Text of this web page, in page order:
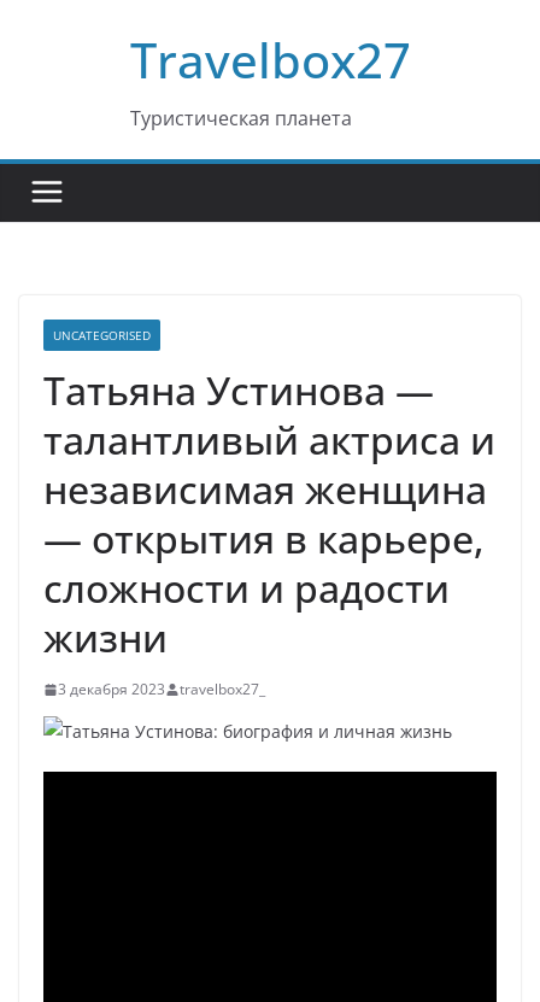
Travelbox27
Туристическая планета
UNCATEGORISED
Татьяна Устинова —
талантливый актриса и
независимая женщина
— открытия в карьере,
сложности и радости
жизни
3 декабря 2023 travelbox27_